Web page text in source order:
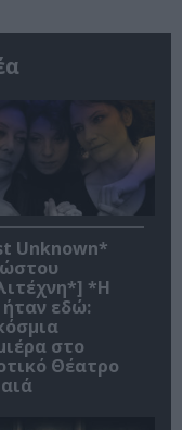
Unknown*
*Η
εδώ:
στο
Θέατρο